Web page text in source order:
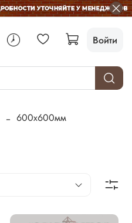
Войти
600х600мм